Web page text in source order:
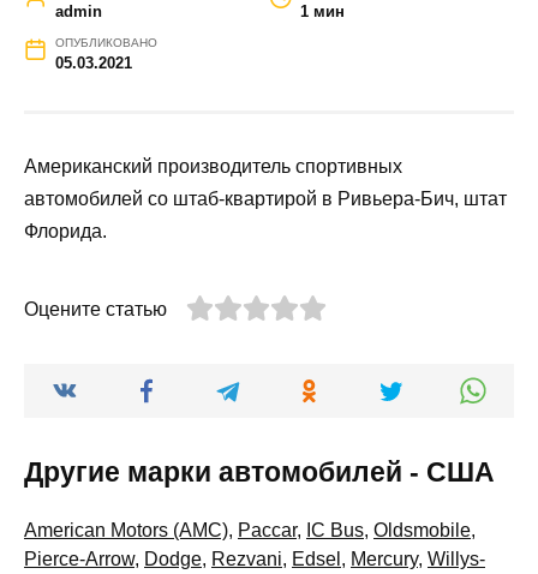
admin 1 мин
ОПУБЛИКОВАНО
05.03.2021
Американский производитель спортивных
автомобилей со штаб-квартирой в Ривьера-Бич, штат
Флорида.
Оцените статью
Другие марки автомобилей - США
American Motors (AMC), Paccar, IC Bus, Oldsmobile,
Pierce-Arrow, Dodge, Rezvani, Edsel , Mercury, Willys-